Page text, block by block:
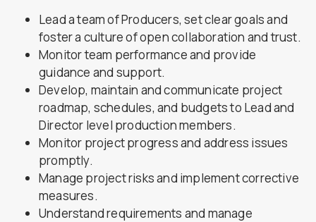
Lead a team of Producers, set clear goals and
foster a culture of open collaboration and trust.
Monitor team performance and provide
guidance and support.
Develop, maintain and communicate project
roadmap, schedules, and budgets to Lead and
Director level production members.
Monitor project progress and address issues
promptly.
Manage project risks and implement corrective
measures.
Understand requirements and manage